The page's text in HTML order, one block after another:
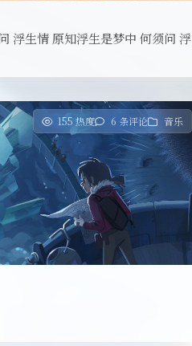
浮生情 原知浮生是梦中 何须问 浮
155 热度 6 条评论 音乐